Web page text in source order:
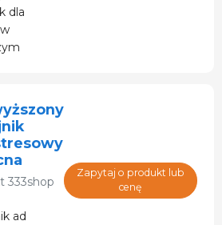
dla
333shop
ad
Zapytaj o produkt lub
cenę